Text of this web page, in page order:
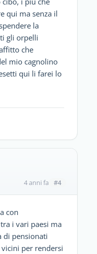
qui ma senza il
la
gli orpelli
che
mio cagnolino
qui li farei lo
4 anni fa #4
con
i vari paesi ma
di pensionati
per rendersi